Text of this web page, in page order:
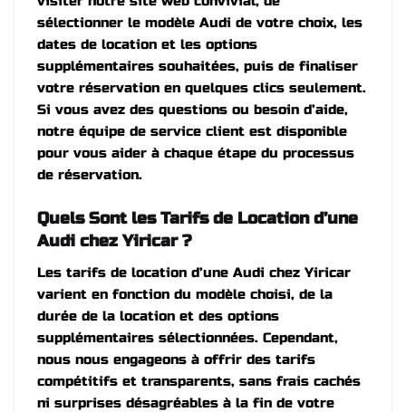
sélectionner le modèle Audi de votre choix, les
dates de location et les options
supplémentaires souhaitées, puis de finaliser
votre réservation en quelques clics seulement.
Si vous avez des questions ou besoin d’aide,
notre équipe de service client est disponible
pour vous aider à chaque étape du processus
de réservation.
Quels Sont les Tarifs de Location d’une
Audi chez Yiricar ?
Les tarifs de location d’une Audi chez Yiricar
varient en fonction du modèle choisi, de la
durée de la location et des options
supplémentaires sélectionnées. Cependant,
nous nous engageons à offrir des tarifs
compétitifs et transparents, sans frais cachés
ni surprises désagréables à la fin de votre